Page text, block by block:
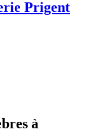
Prigent
à